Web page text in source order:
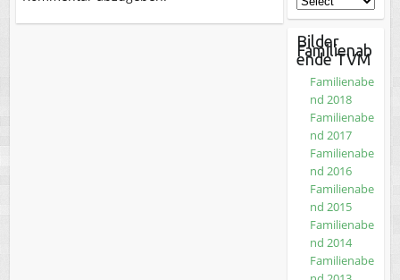
Bilder
Familienab
ende TVM
Familienabe
nd 2018
Familienabe
nd 2017
Familienabe
nd 2016
Familienabe
nd 2015
Familienabe
nd 2014
Familienabe